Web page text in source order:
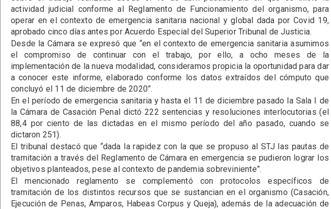
actividad judicial conforme al Reglamento de Funcionamiento del organismo, para
operar en el contexto de emergencia sanitaria nacional y global dada por Covid 19,
aprobado cinco días antes por Acuerdo Especial del Superior Tribunal de Justicia.
Desde la Cámara se expresó que “en el contexto de emergencia sanitaria asumimos
el compromiso de continuar con el trabajo, por ello, a ocho meses de la
implementación de la nueva modalidad, consideramos propicia la oportunidad para dar
a conocer este informe, elaborado conforme los datos extraídos del cómputo que
concluyó el 11 de diciembre de 2020”.
En el período de emergencia sanitaria y hasta el 11 de diciembre pasado la Sala I de
la Cámara de Casación Penal dictó 222 sentencias y resoluciones interlocutorias (el
88,4 por ciento de las dictadas en el mismo período del año pasado, cuando se
dictaron 251).
El tribunal destacó que “dada la rapidez con la que se propuso al STJ las pautas de
tramitación a través del Reglamento de Cámara en emergencia se pudieron lograr los
objetivos planteados, pese al contexto de pandemia sobreviniente”.
El mencionado reglamento se complementó con protocolos específicos de
tramitación de los distintos recursos que se sustancian en el organismo (Casación,
Ejecución de Penas, Amparos, Habeas Corpus y Queja), además de la adecuación de